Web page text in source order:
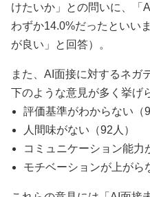
けたいか」との問いに、「
わずか14.0%だったといい
が良い」と回答）。
また、AI面接に対するネガ
下のような意見が多く挙げ
評価基準がわからない（
人間味がない（92人）
コミュニケーション能力
モチベーションが上がら